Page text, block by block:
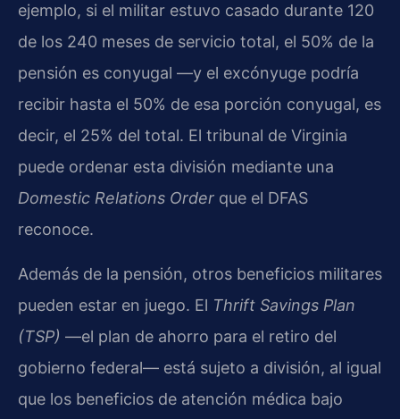
ejemplo, si el militar estuvo casado durante 120
de los 240 meses de servicio total, el 50% de la
pensión es conyugal —y el excónyuge podría
recibir hasta el 50% de esa porción conyugal, es
decir, el 25% del total. El tribunal de Virginia
puede ordenar esta división mediante una
Domestic Relations Order que el DFAS
reconoce.
Además de la pensión, otros beneficios militares
pueden estar en juego. El Thrift Savings Plan
(TSP) —el plan de ahorro para el retiro del
gobierno federal— está sujeto a división, al igual
que los beneficios de atención médica bajo